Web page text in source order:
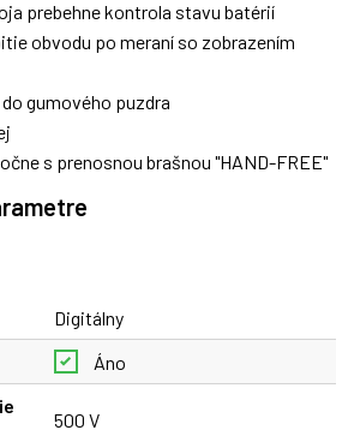
prebehne kontrola stavu batérií
obvodu po meraní so zobrazením
gumového puzdra
s prenosnou brašnou "HAND-FREE"
Digitálny
Áno
500 V